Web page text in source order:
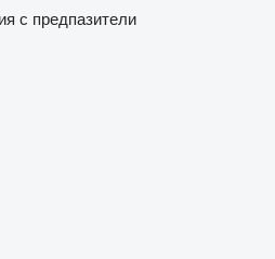
с предпазители